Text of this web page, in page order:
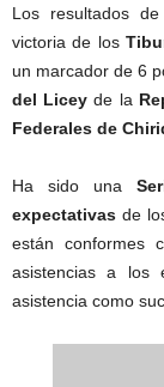
Los resultados
victoria de los
un marcador de 6
del Licey de la
Federales de
Ha sido una
expectativas de
están conformes
asistencias a los
asistencia como